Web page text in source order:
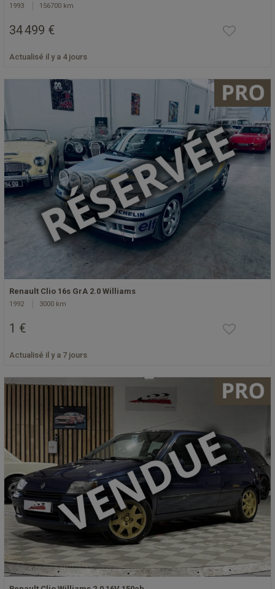
1993 156700 km
34 499 €
Actualisé il y a 4 jours
Renault Clio 16s GrA 2.0 Williams
1992 3000 km
1 €
Actualisé il y a 7 jours